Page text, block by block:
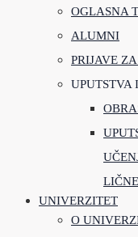
OGLASNA
ALUMNI
PRIJAVE
UPUTSTVA
UNIVERZITET
O